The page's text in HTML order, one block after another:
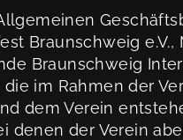
Braunschweig e.V.,
Braunschweig
die im Rahmen der
dem Verein
denen der Verein